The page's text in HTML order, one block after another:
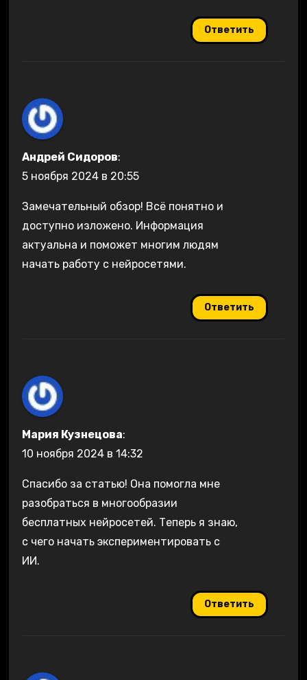
Ответить
Андрей Сидоров:
5 ноября 2024 в 20:55
Замечательный обзор! Всё понятно и
доступно изложено. Информация
актуальна и поможет многим людям
начать работу с нейросетями.
Ответить
Мария Кузнецова:
10 ноября 2024 в 14:32
Спасибо за статью! Она помогла мне
разобраться в многообразии
бесплатных нейросетей. Теперь я знаю,
с чего начать экспериментировать с
ИИ.
Ответить